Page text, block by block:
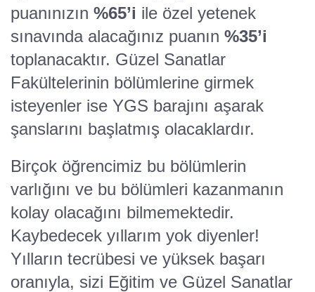
puanınızın %65’i ile özel yetenek
sınavında alacağınız puanın %35’i
toplanacaktır. Güzel Sanatlar
Fakültelerinin bölümlerine girmek
isteyenler ise YGS barajını aşarak
şanslarını başlatmış olacaklardır.
Birçok öğrencimiz bu bölümlerin
varlığını ve bu bölümleri kazanmanın
kolay olacağını bilmemektedir.
Kaybedecek yıllarım yok diyenler!
Yılların tecrübesi ve yüksek başarı
oranıyla, sizi Eğitim ve Güzel Sanatlar